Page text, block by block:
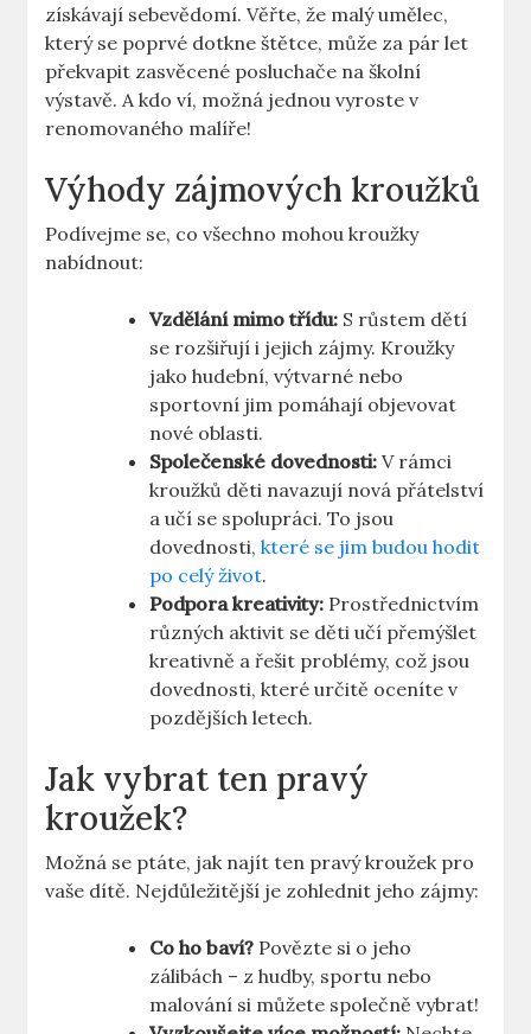
získávají sebevědomí. Věřte, že malý umělec,
který se poprvé dotkne štětce, může za pár let
překvapit zasvěcené posluchače na školní
výstavě. A kdo ví, možná jednou vyroste v
renomovaného malíře!
Výhody zájmových kroužků
Podívejme se, co všechno mohou kroužky
nabídnout:
Vzdělání mimo třídu: S růstem dětí
se rozšiřují i jejich zájmy. Kroužky
jako hudební, výtvarné nebo
sportovní jim pomáhají objevovat
nové oblasti.
Společenské dovednosti: V rámci
kroužků děti navazují nová přátelství
a učí se spolupráci. To jsou
dovednosti,které se jim budou hodit
po celý život.
Podpora kreativity: Prostřednictvím
různých aktivit se děti učí přemýšlet
kreativně a řešit problémy, což jsou
dovednosti, které určitě oceníte v
pozdějších letech.
Jak vybrat ten pravý
kroužek?
Možná se ptáte, jak najít ten pravý kroužek pro
vaše dítě. Nejdůležitější je zohlednit jeho zájmy:
Co ho baví? Povězte si o jeho
zálibách – z hudby, sportu nebo
malování si můžete společně vybrat!